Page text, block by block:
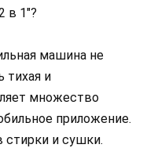
в 1"?
машина не
тихая и
множество
приложение.
стирки и сушки.